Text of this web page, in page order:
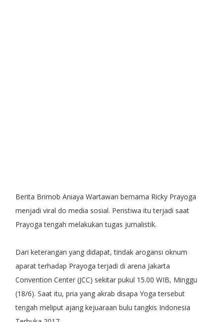
Berita Brimob Aniaya Wartawan bernama Ricky Prayoga
menjadi viral do media sosial. Peristiwa itu terjadi saat
Prayoga tengah melakukan tugas jurnalistik.
Dari keterangan yang didapat, tindak arogansi oknum
aparat terhadap Prayoga terjadi di arena Jakarta
Convention Center (JCC) sekitar pukul 15.00 WIB, Minggu
(18/6). Saat itu, pria yang akrab disapa Yoga tersebut
tengah meliput ajang kejuaraan bulu tangkis Indonesia